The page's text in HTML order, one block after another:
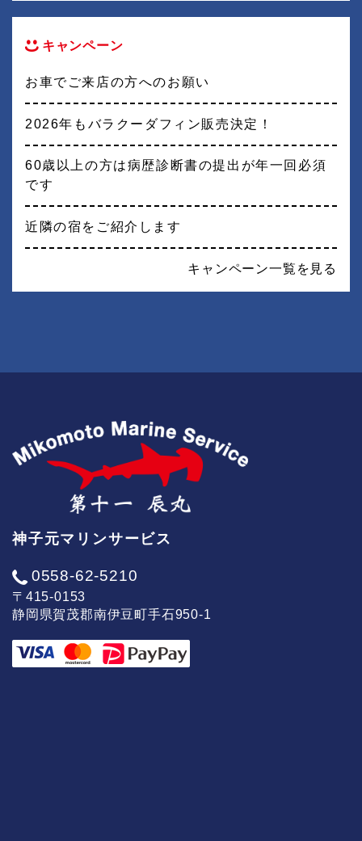
キャンペーン
お車でご来店の方へのお願い
2026年もバラクーダフィン販売決定！
60歳以上の方は病歴診断書の提出が年一回必須
です
近隣の宿をご紹介します
キャンペーン一覧を見る
神子元マリンサービス
0558-62-5210
〒415-0153
静岡県賀茂郡南伊豆町手石950-1